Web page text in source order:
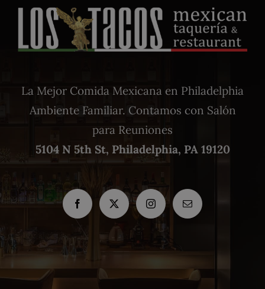
La Mejor Comida Mexicana en Philadelphia
Ambiente Familiar. Contamos con Salón
para Reuniones
5104 N 5th St, Philadelphia, PA 19120